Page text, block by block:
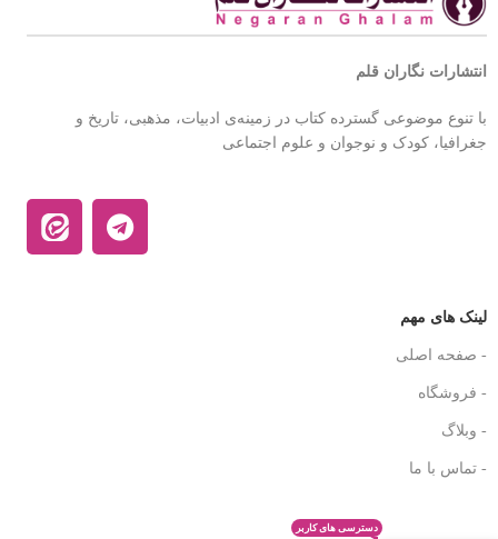
انتشارات نگاران قلم
با تنوع موضوعی گسترده کتاب در زمینه‌ی ادبیات، مذهبی، تاریخ و
جغرافیا، کودک و نوجوان و علوم اجتماعی
لینک های مهم
- صفحه اصلی
- فروشگاه
- وبلاگ
- تماس با ما
دسترسی های کاربر